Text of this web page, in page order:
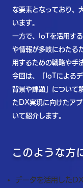
な要素となっており、
います。
一方で、IoTを活用す
や情報が多岐にわたる
用するための戦略や手
今回は、「IoTによる
背景や課題」について
たDX実現に向けたア
いて紹介します。
このような方
データを活用した